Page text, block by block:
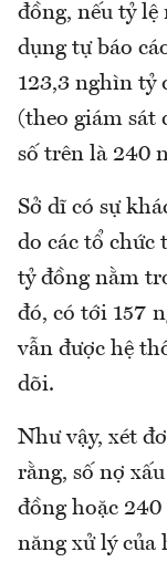
đồng, nếu tỷ lệ
dụng tự báo
123,3 nghìn tỷ
(theo giám sát
số trên là 240
Sở dĩ có sự
do các tổ
tỷ đồng nằm
đó, có tới 157
vẫn được hệ
dõi.
Như vậy, xét
rằng, số nợ
đồng hoặc
năng xử lý của